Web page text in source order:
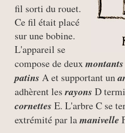
fil sorti du rouet.
Ce fil était placé
sur une bobine.
L'appareil se
compose de deuxmontants
patins A et supportant un
adhèrent lesrayons D
cornettes E. L'arbre C se
extrémité par lamanivelle